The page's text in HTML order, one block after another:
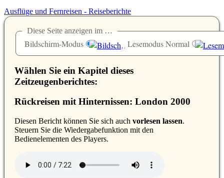
Ausflüge und Fernreisen - Reiseberichte
Diese Seite anzeigen im …
Bildschirm-Modus Lesemodus Normal
Wählen Sie ein Kapitel dieses
Zeitzeugenberichtes:
Rückreisen mit Hinternissen: London 2000
Diesen Bericht können Sie sich auch vorlesen lassen.
Steuern Sie die Wiedergabefunktion mit den
Bedienelementen des Players.